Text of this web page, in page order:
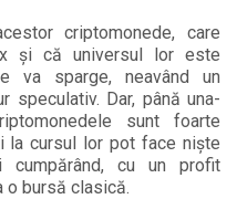
criptomonede, care
și că universul lor este
va sparge, neavând un
speculativ. Dar, până una-
sunt foarte
la cursul lor pot face niște
cumpărând, cu un profit
o bursă clasică.